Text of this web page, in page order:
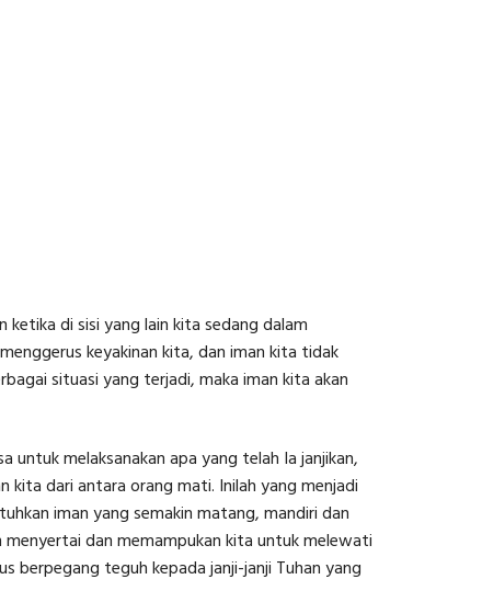
di sisi yang lain kita sedang dalam
keyakinan kita, dan iman kita tidak
situasi yang terjadi, maka iman kita akan
untuk melaksanakan apa yang telah Ia janjikan,
kita dari antara orang mati. Inilah yang menjadi
iman yang semakin matang, mandiri dan
dan memampukan kita untuk melewati
berpegang teguh kepada janji-janji Tuhan yang